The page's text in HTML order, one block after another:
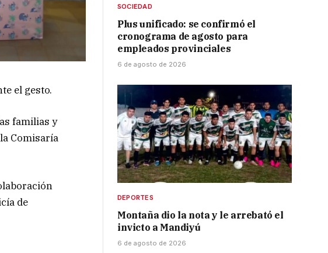
el gesto.
familias y
Comisaría
de
SOCIEDAD
Plus unificado: se confirmó el
cronograma de agosto para
empleados provinciales
6 de agosto de 2026
DEPORTES
Montaña dio la nota y le arrebató el
invicto a Mandiyú
6 de agosto de 2026